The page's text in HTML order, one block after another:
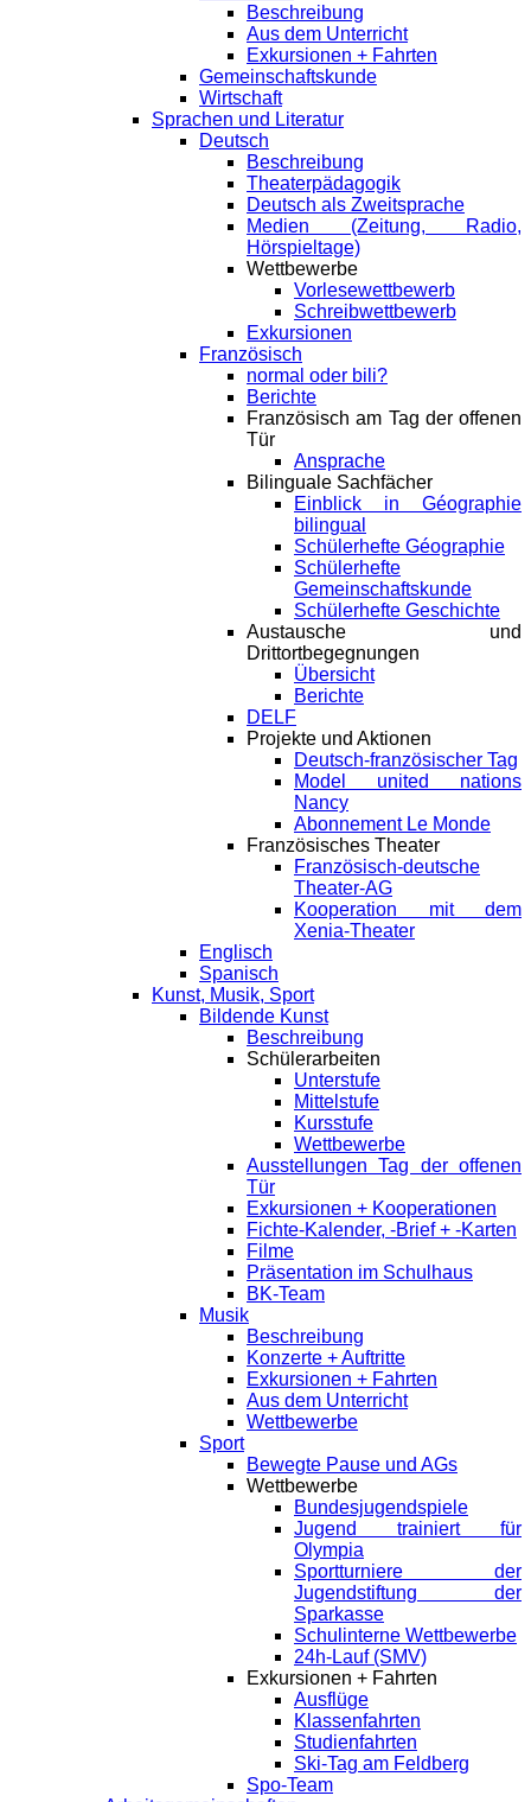
Beschreibung
Aus dem Unterricht
Exkursionen + Fahrten
Gemeinschaftskunde
Wirtschaft
Sprachen und Literatur
Deutsch
Beschreibung
Theaterpädagogik
Deutsch als Zweitsprache
Medien (Zeitung, Radio,
Hörspieltage)
Wettbewerbe
Vorlesewettbewerb
Schreibwettbewerb
Exkursionen
Französisch
normal oder bili?
Berichte
Französisch am Tag der offenen
Tür
Ansprache
Bilinguale Sachfächer
Einblick in Géographie
bilingual
Schülerhefte Géographie
Schülerhefte
Gemeinschaftskunde
Schülerhefte Geschichte
Austausche und
Drittortbegegnungen
Übersicht
Berichte
DELF
Projekte und Aktionen
Deutsch-französischer Tag
Model united nations
Nancy
Abonnement Le Monde
Französisches Theater
Französisch-deutsche
Theater-AG
Kooperation mit dem
Xenia-Theater
Englisch
Spanisch
Kunst, Musik, Sport
Bildende Kunst
Beschreibung
Schülerarbeiten
Unterstufe
Mittelstufe
Kursstufe
Wettbewerbe
Ausstellungen Tag der offenen
Tür
Exkursionen + Kooperationen
Fichte-Kalender, -Brief + -Karten
Filme
Präsentation im Schulhaus
BK-Team
Musik
Beschreibung
Konzerte + Auftritte
Exkursionen + Fahrten
Aus dem Unterricht
Wettbewerbe
Sport
Bewegte Pause und AGs
Wettbewerbe
Bundesjugendspiele
Jugend trainiert für
Olympia
Sportturniere der
Jugendstiftung der
Sparkasse
Schulinterne Wettbewerbe
24h-Lauf (SMV)
Exkursionen + Fahrten
Ausflüge
Klassenfahrten
Studienfahrten
Ski-Tag am Feldberg
Spo-Team